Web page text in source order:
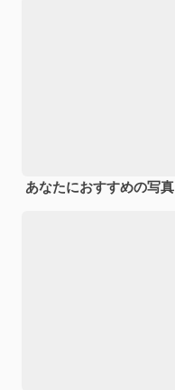
あなたにおすすめの写真